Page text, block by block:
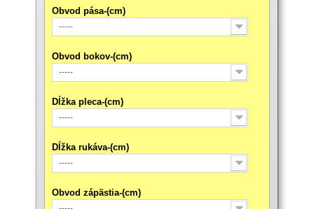
Obvod pása-(cm)
-----
Obvod bokov-(cm)
-----
Dĺžka pleca-(cm)
-----
Dĺžka rukáva-(cm)
-----
Obvod zápästia-(cm)